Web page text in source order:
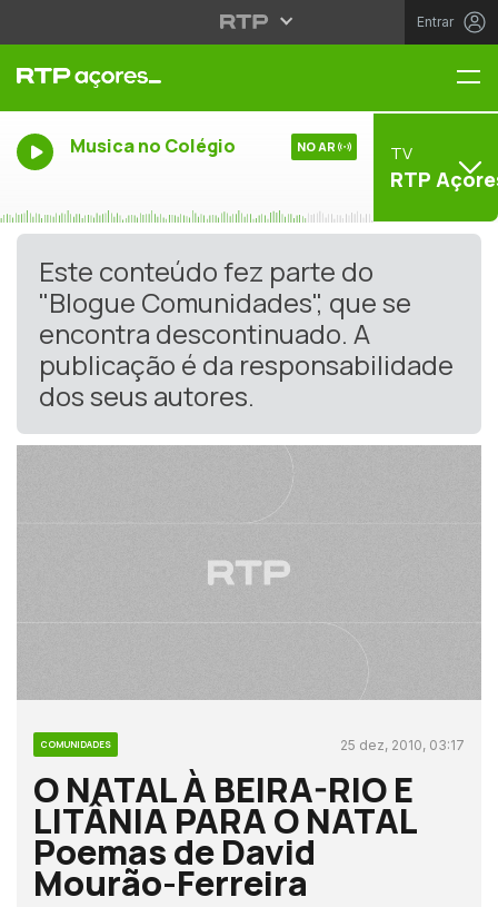
Entrar
Musica no Colégio NO AR TV
RTP
Este conteúdo fez parte do
"Blogue Comunidades", que se
encontra descontinuado. A
publicação é da responsabilidade
dos seus autores.
COMUNIDADES 25 dez, 2010, 03:17
O NATAL À BEIRA-RIO E
LITÂNIA PARA O NATAL
Poemas de David
Mourão-Ferreira